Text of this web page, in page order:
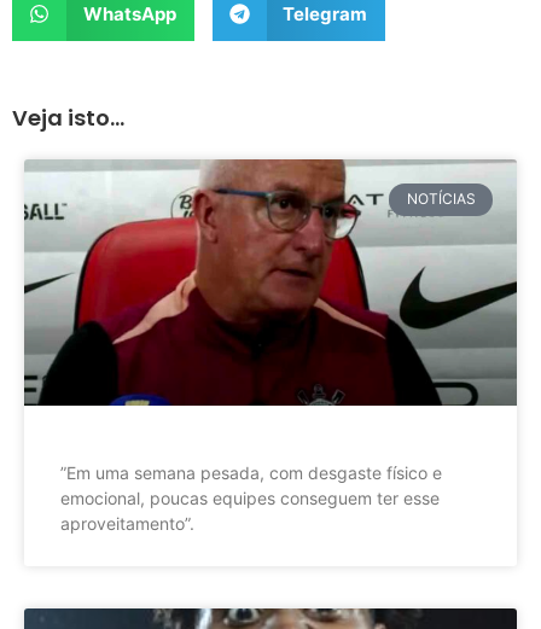
WhatsApp Telegram
Veja isto...
NOTÍCIAS
”Em uma semana pesada, com desgaste físico e
emocional, poucas equipes conseguem ter esse
aproveitamento”.